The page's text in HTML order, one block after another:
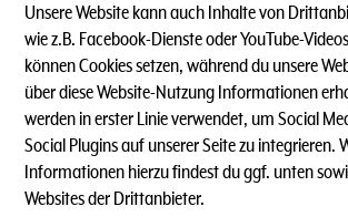
Unsere Website kann auch Inhalte von
wie z.B. Facebook-Dienste oder YouTube-
können Cookies setzen, während du unsere
über diese Website-Nutzung Informationen
werden in erster Linie verwendet, um Social
Social Plugins auf unserer Seite zu integrieren.
Informationen hierzu findest du ggf. unten
Websites der Drittanbieter.